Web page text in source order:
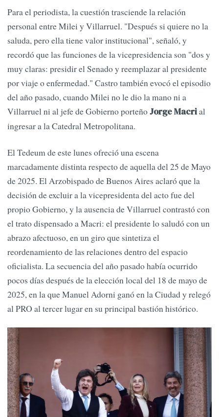
Para el periodista, la cuestión trasciende la relación
personal entre Milei y Villarruel. "Después si quiere no la
saluda, pero ella tiene valor institucional", señaló, y
recordó que las funciones de la vicepresidencia son "dos y
muy claras: presidir el Senado y reemplazar al presidente
por viaje o enfermedad." Castro también evocó el episodio
del año pasado, cuando Milei no le dio la mano ni a
Villarruel ni al jefe de Gobierno porteñoJorge Macrial
ingresar a la Catedral Metropolitana.
El Tedeum de este lunes ofreció una escena
marcadamente distinta respecto de aquella del 25 de Mayo
de 2025. El Arzobispado de Buenos Aires aclaró que la
decisión de excluir a la vicepresidenta del acto fue del
propio Gobierno, y la ausencia de Villarruel contrastó con
el trato dispensado a Macri: el presidente lo saludó con un
abrazo afectuoso, en un giro que sintetiza el
reordenamiento de las relaciones dentro del espacio
oficialista. La secuencia del año pasado había ocurrido
pocos días después de la elección local del 18 de mayo de
2025, en la que Manuel Adorni ganó en la Ciudad y relegó
al PRO al tercer lugar en su principal bastión histórico.